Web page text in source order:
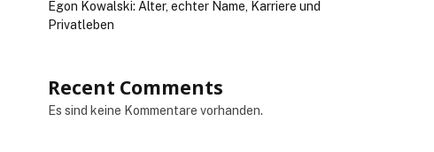
Egon Kowalski: Alter, echter Name, Karriere und
Privatleben
Recent Comments
Es sind keine Kommentare vorhanden.